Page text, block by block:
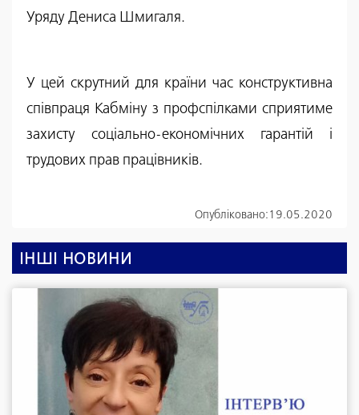
Уряду Дениса Шмигаля.
У цей скрутний для країни час конструктивна
співпраця Кабміну з профспілками сприятиме
захисту соціально-економічних гарантій і
трудових прав працівників.
Опубліковано: 19.05.2020
ІНШІ НОВИНИ